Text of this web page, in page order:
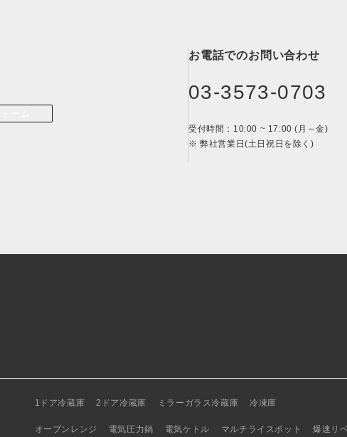
お電話でのお問い合わせ
03-3573-0703
受付時間：10:00 ~ 17:00 (月～金)
※ 弊社営業日(土日祝日を除く)
1ドア冷蔵庫 2ドア冷蔵庫 ミラーガラス冷蔵庫 冷凍庫
オーブンレンジ 電気圧力鍋 電気ケトル マルチライスポット 爆速リ